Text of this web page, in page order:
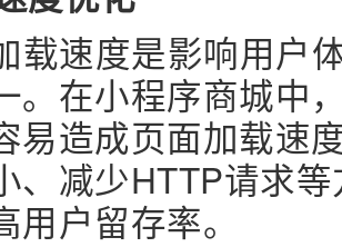
载速度是影响用户
。在小程序商城中
易造成页面加载速
、减少HTTP请求
用户留存率。